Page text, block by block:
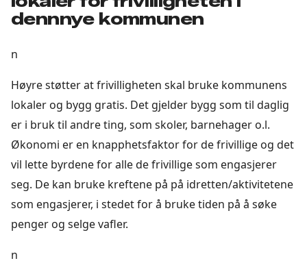
dennnye kommunen
n
Høyre støtter at frivilligheten skal bruke kommunens
lokaler og bygg gratis. Det gjelder bygg som til daglig
er i bruk til andre ting, som skoler, barnehager o.l.
Økonomi er en knapphetsfaktor for de frivillige og det
vil lette byrdene for alle de frivillige som engasjerer
seg. De kan bruke kreftene på på idretten/aktivitetene
som engasjerer, i stedet for å bruke tiden på å søke
penger og selge vafler.
n